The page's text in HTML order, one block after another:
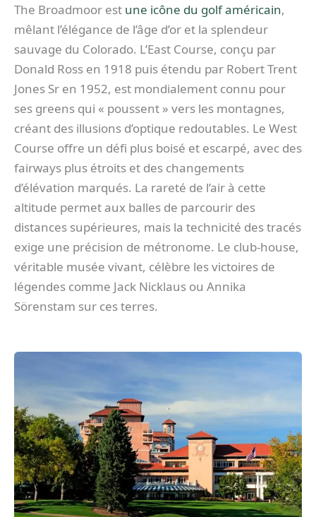
The Broadmoor est une icône du golf américain,
mêlant l’élégance de l’âge d’or et la splendeur
sauvage du Colorado. L’East Course, conçu par
Donald Ross en 1918 puis étendu par Robert Trent
Jones Sr en 1952, est mondialement connu pour
ses greens qui « poussent » vers les montagnes,
créant des illusions d’optique redoutables. Le West
Course offre un défi plus boisé et escarpé, avec des
fairways plus étroits et des changements
d’élévation marqués. La rareté de l’air à cette
altitude permet aux balles de parcourir des
distances supérieures, mais la technicité des tracés
exige une précision de métronome. Le club-house,
véritable musée vivant, célèbre les victoires de
légendes comme Jack Nicklaus ou Annika
Sörenstam sur ces terres.